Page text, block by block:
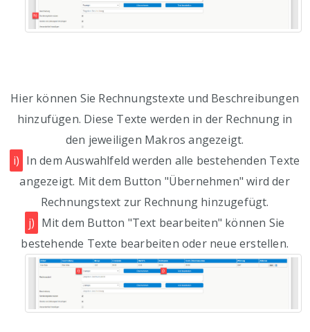
Hier können Sie Rechnungstexte und Beschreibungen
hinzufügen. Diese Texte werden in der Rechnung in
den jeweiligen Makros angezeigt.
i) In dem Auswahlfeld werden alle bestehenden Texte
angezeigt. Mit dem Button "Übernehmen" wird der
Rechnungstext zur Rechnung hinzugefügt.
j) Mit dem Button "Text bearbeiten" können Sie
bestehende Texte bearbeiten oder neue erstellen.